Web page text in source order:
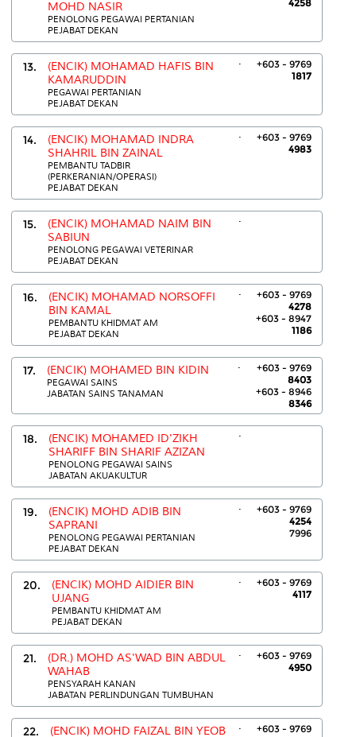
MOHD NASIR
PENOLONG PEGAWAI PERTANIAN
PEJABAT DEKAN
4258
13.
(ENCIK) MOHAMAD HAFIS BIN
KAMARUDDIN
PEGAWAI PERTANIAN
PEJABAT DEKAN
.
+603 - 9769
1817
14.
(ENCIK) MOHAMAD INDRA
SHAHRIL BIN ZAINAL
PEMBANTU TADBIR
(PERKERANIAN/OPERASI)
PEJABAT DEKAN
.
+603 - 9769
4983
15.
(ENCIK) MOHAMAD NAIM BIN
SABIUN
PENOLONG PEGAWAI VETERINAR
PEJABAT DEKAN
.
16.
(ENCIK) MOHAMAD NORSOFFI
BIN KAMAL
PEMBANTU KHIDMAT AM
PEJABAT DEKAN
.
+603 - 9769
4278
+603 - 8947
1186
17. (ENCIK) MOHAMED BIN KIDIN
PEGAWAI SAINS
JABATAN SAINS TANAMAN
.
+603 - 9769
8403
+603 - 8946
8346
18.
(ENCIK) MOHAMED ID'ZIKH
SHARIFF BIN SHARIF AZIZAN
PENOLONG PEGAWAI SAINS
JABATAN AKUAKULTUR
.
19.
(ENCIK) MOHD ADIB BIN
SAPRANI
PENOLONG PEGAWAI PERTANIAN
PEJABAT DEKAN
.
+603 - 9769
4254
7996
20.
(ENCIK) MOHD AIDIER BIN
UJANG
PEMBANTU KHIDMAT AM
PEJABAT DEKAN
.
+603 - 9769
4117
21.
(DR.) MOHD AS'WAD BIN ABDUL
WAHAB
PENSYARAH KANAN
JABATAN PERLINDUNGAN TUMBUHAN
.
+603 - 9769
4950
22. (ENCIK) MOHD FAIZAL BIN YEOB .
+603 - 9769